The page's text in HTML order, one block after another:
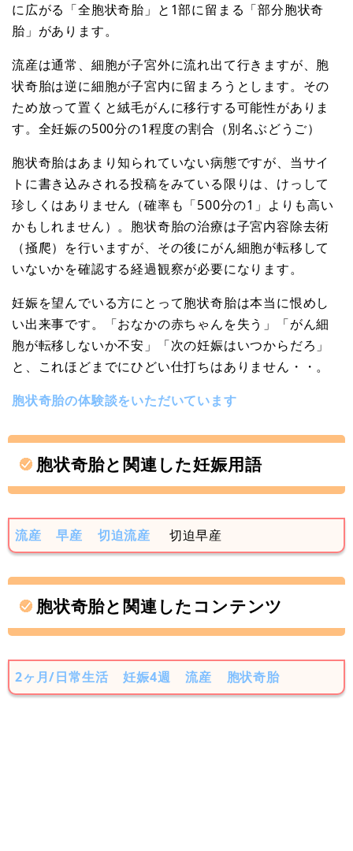
に広がる「全胞状奇胎」と1部に留まる「部分胞状奇
胎」があります。
流産は通常、細胞が子宮外に流れ出て行きますが、胞
状奇胎は逆に細胞が子宮内に留まろうとします。その
ため放って置くと絨毛がんに移行する可能性がありま
す。全妊娠の500分の1程度の割合（別名ぶどうご）
胞状奇胎はあまり知られていない病態ですが、当サイ
トに書き込みされる投稿をみている限りは、けっして
珍しくはありません（確率も「500分の1」よりも高い
かもしれません）。胞状奇胎の治療は子宮内容除去術
（掻爬）を行いますが、その後にがん細胞が転移して
いないかを確認する経過観察が必要になります。
妊娠を望んでいる方にとって胞状奇胎は本当に恨めし
い出来事です。「おなかの赤ちゃんを失う」「がん細
胞が転移しないか不安」「次の妊娠はいつからだろ」
と、これほどまでにひどい仕打ちはありません・・。
胞状奇胎の体験談をいただいています
胞状奇胎と関連した妊娠用語
流産 早産 切迫流産 切迫早産
胞状奇胎と関連したコンテンツ
2ヶ月/日常生活 妊娠4週 流産 胞状奇胎